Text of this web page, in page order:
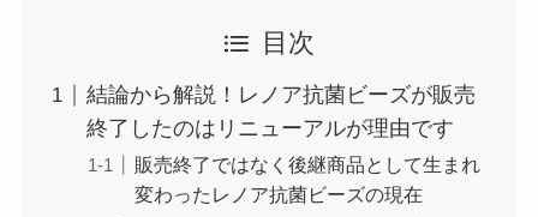
目次
結論から解説！レノア抗菌ビーズが販売
終了したのはリニューアルが理由です
販売終了ではなく後継商品として生まれ
変わったレノア抗菌ビーズの現在